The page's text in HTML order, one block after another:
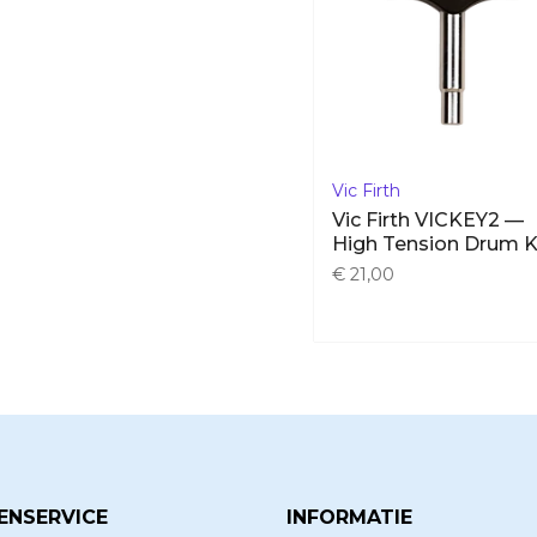
Vic Firth
Vic Firth VICKEY2 —
High Tension Drum
€ 21,00
INFORMATIE